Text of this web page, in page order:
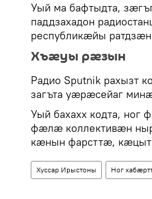
Уый ма бафтыдта,
паддзахадон
республикӕйы
Хъӕуы рӕзын
Радио Sputnik рахызт
загъта уӕрӕсейаг
Уый бахахх кодта, ног
фӕлӕ коллективӕн
кӕнын фарсттӕ,
Хуссар Ирыстоны Ног